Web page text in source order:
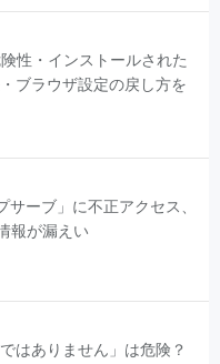
性・インストールされた
ブラウザ設定の戻し方を
サーブ」に不正アクセス、
報が漏えい
はありません」は危険？